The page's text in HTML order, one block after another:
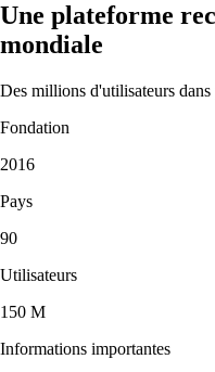
Une plateforme
mondiale
Des millions d'utilisateurs dans
Fondation
2016
Pays
90
Utilisateurs
150 M
Informations importantes